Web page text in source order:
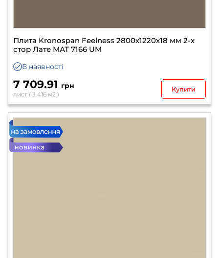
Плита Kronospan Feelness 2800х1220х18 мм 2-х
стор Лате МАТ 7166 UM
В наявності
7 709.91 грн
лист ( 3.416 м2 )
Купити